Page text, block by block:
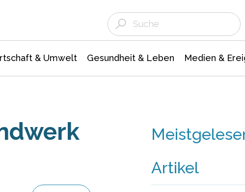
& Umwelt Gesundheit & Leben Medien &
Artikel